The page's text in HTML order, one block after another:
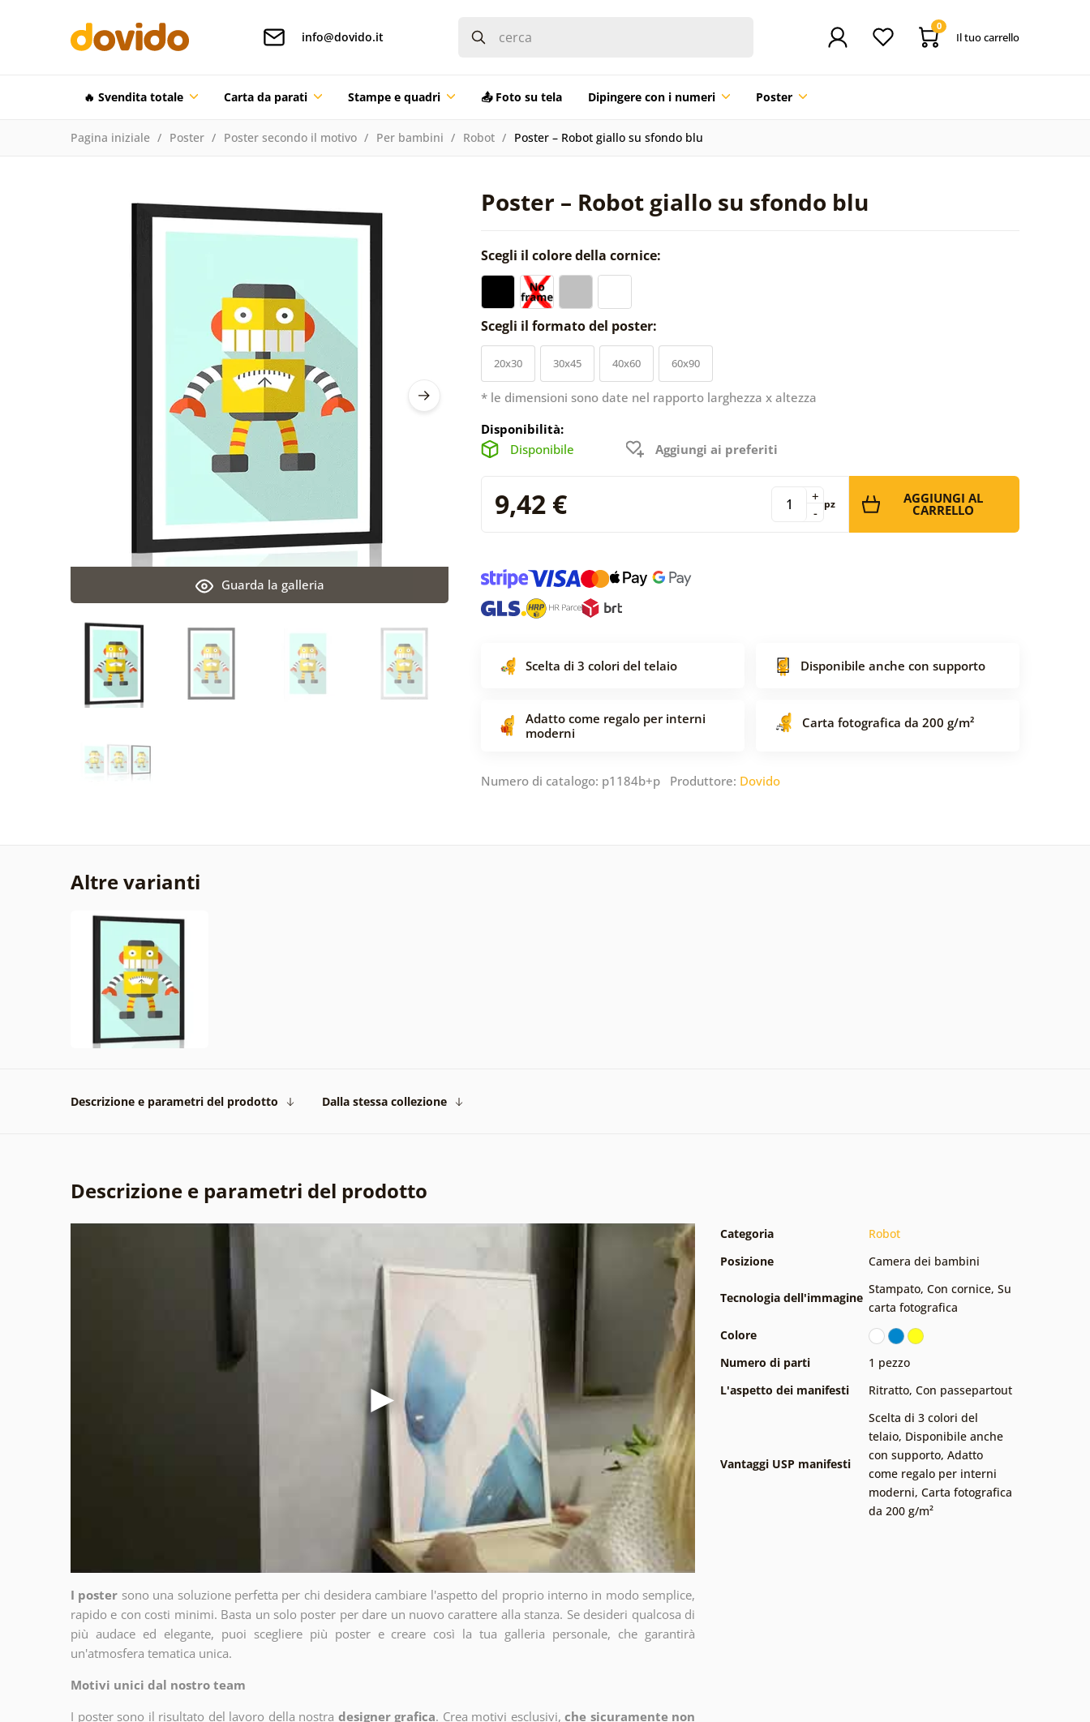
info@dovido.it
0
Il tuo carrello
🔥 Svendita totale Carta da parati Stampe e quadri 📤 Foto su tela Dipingere con i numeri Poster
Pagina iniziale Poster Poster secondo il motivo Per bambini Robot Poster – Robot giallo su sfondo blu
Poster – Robot giallo su sfondo blu
Guarda la galleria
Scegli il colore della cornice:
Scegli il formato del poster:
20x30 30x45 40x60 60x90
* le dimensioni sono date nel rapporto larghezza x altezza
Disponibilità:
Disponibile
Aggiungi ai preferiti
9,42 € -
+ pz AGGIUNGI AL
CARRELLO
Scelta di 3 colori del telaio Disponibile anche con supporto
Adatto come regalo per interni
moderni
Carta fotografica da 200 g/m²
Numero di catalogo: p1184b+p Produttore: Dovido
Altre varianti
Descrizione e parametri del prodotto Dalla stessa collezione
Descrizione e parametri del prodotto
I poster sono una soluzione perfetta per chi desidera cambiare l'aspetto del proprio interno in modo semplice,
rapido e con costi minimi. Basta un solo poster per dare un nuovo carattere alla stanza. Se desideri qualcosa di
più audace ed elegante, puoi scegliere più poster e creare così la tua galleria personale, che garantirà
un'atmosfera tematica unica.
Motivi unici dal nostro team
I poster sono il risultato del lavoro della nostra designer grafica. Crea motivi esclusivi, che sicuramente non
Categoria
Robot
Posizione
Camera dei bambini
Tecnologia dell'immagine
Stampato, Con cornice, Su
carta fotografica
Colore
Numero di parti
1 pezzo
L'aspetto dei manifesti
Ritratto, Con passepartout
Vantaggi USP manifesti
Scelta di 3 colori del
telaio, Disponibile anche
con supporto, Adatto
come regalo per interni
moderni, Carta fotografica
da 200 g/m²